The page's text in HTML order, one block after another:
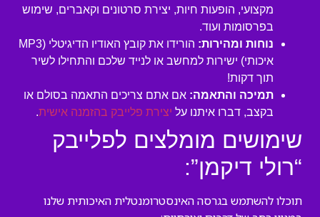
מקצועי, הופעות חיות, יצירת סרטונים וקאברים, שימוש
בפרסומות ועוד.
נוחות ומהירות:
הורידו את קובץ האודיו הדיגיטלי (MP3
איכותי) ישירות למחשב או לנייד שלכם והתחילו לשיר
תוך דקות!
תמיכה והתאמה: אם אתם צריכים התאמה בסולם או
בקצב, דברו איתנו על יצירת פלייבק בהזמנה אישית.
שימושים מומלצים לפלייבק
“רולי דיקמן”:
תוכלו להשתמש בגרסה האינסטרומנטלית האיכותית שלנו